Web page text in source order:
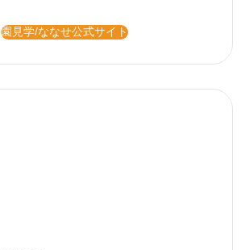
園見学/ななせ公式サイト